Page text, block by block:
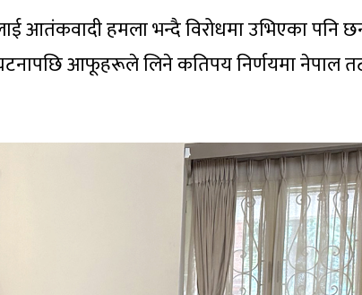
आतंकवादी हमला भन्दै विरोधमा उभिएका पनि
घटनापछि आफूहरूले लिने कतिपय निर्णयमा नेपाल